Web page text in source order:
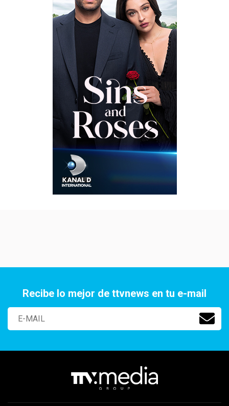
Recibe lo mejor de ttvnews en tu e-mail